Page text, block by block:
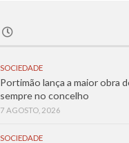
SOCIEDADE
Portimão lança a maior obra
sempre no concelho
7 AGOSTO, 2026
SOCIEDADE